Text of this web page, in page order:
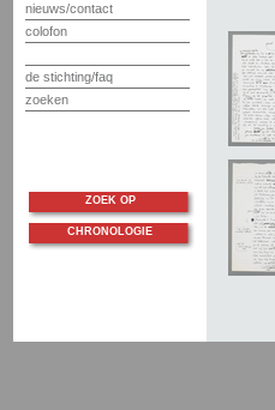
nieuws/contact
colofon
de stichting/faq
zoeken
ZOEK OP
CHRONOLOGIE